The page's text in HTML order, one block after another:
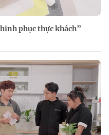
phục thực khách”